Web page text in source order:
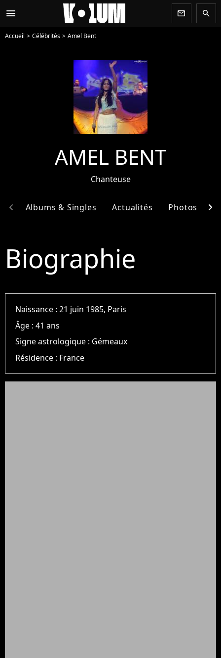
menu newsletter search
Accueil Célébrités Amel Bent
AMEL BENT
Chanteuse
Albums & Singles Actualités Photos
chevron_left chevron_right
Biographie
Naissance :21 juin 1985, Paris
Âge :41 ans
Signe astrologique : Gémeaux
Résidence : France